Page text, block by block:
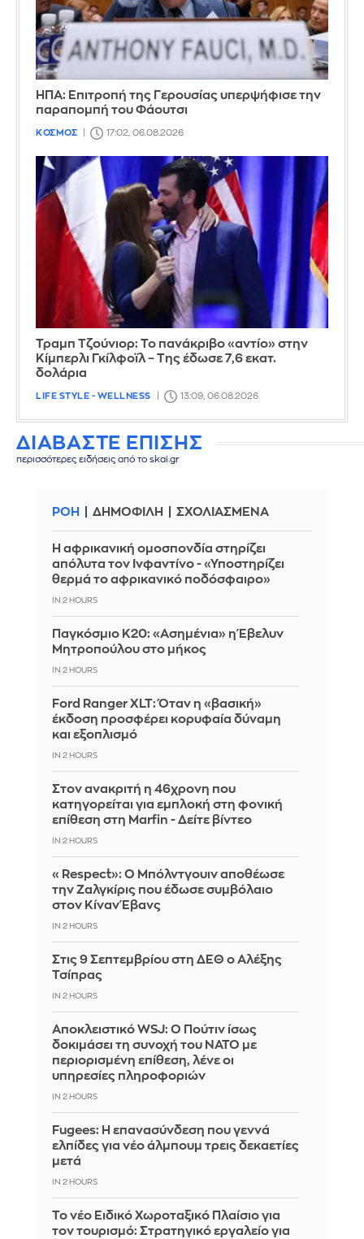
ΗΠΑ: Επιτροπή της Γερουσίας υπερψήφισε την
παραπομπή του Φάουτσι
ΚΟΣΜΟΣ 17:02, 06.08.2026
Τραμπ Τζούνιορ: Το πανάκριβο «αντίο» στην
Κίμπερλι Γκίλφοϊλ – Της έδωσε 7,6 εκατ.
δολάρια
LIFE STYLE - WELLNESS 13:09, 06.08.2026
ΔΙΑΒΑΣΤΕ ΕΠΙΣΗΣ
περισσότερες ειδήσεις από το skai.gr
ΡΟΗ ΔΗΜΟΦΙΛΗ ΣΧΟΛΙΑΣΜΕΝΑ
Η αφρικανική ομοσπονδία στηρίζει
απόλυτα τον Ινφαντίνο - «Υποστηρίζει
θερμά το αφρικανικό ποδόσφαιρο»
IN 2 HOURS
Παγκόσμιο Κ20: «Ασημένια» η Έβελυν
Μητροπούλου στο μήκος
IN 2 HOURS
Ford Ranger XLT: Όταν η «βασική»
έκδοση προσφέρει κορυφαία δύναμη
και εξοπλισμό
IN 2 HOURS
Στον ανακριτή η 46χρονη που
κατηγορείται για εμπλοκή στη φονική
επίθεση στη Marfin - Δείτε βίντεο
IN 2 HOURS
«Respect»: Ο Μπόλντγουιν αποθέωσε
την Ζαλγκίρις που έδωσε συμβόλαιο
στον Κίναν Έβανς
IN 2 HOURS
Στις 9 Σεπτεμβρίου στη ΔΕΘ ο Αλέξης
Τσίπρας
IN 2 HOURS
Αποκλειστικό WSJ: Ο Πούτιν ίσως
δοκιμάσει τη συνοχή του ΝΑΤΟ με
περιορισμένη επίθεση, λένε οι
υπηρεσίες πληροφοριών
IN 2 HOURS
Fugees: Η επανασύνδεση που γεννά
ελπίδες για νέο άλμπουμ τρεις δεκαετίες
μετά
IN 2 HOURS
Το νέο Ειδικό Χωροταξικό Πλαίσιο για
τον τουρισμό: Στρατηγικό εργαλείο για